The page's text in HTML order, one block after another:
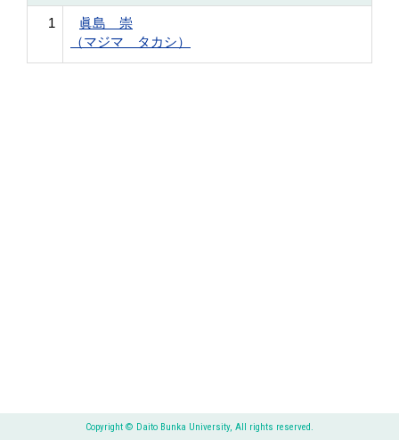
1
眞島 崇
（マジマ タカシ）
Copyright © Daito Bunka University, All rights reserved.